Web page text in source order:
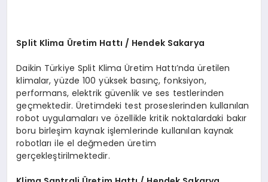
Split Klima Üretim Hattı / Hendek Sakarya
Daikin Türkiye Split Klima Üretim Hattı’nda üretilen
klimalar, yüzde 100 yüksek basınç, fonksiyon,
performans, elektrik güvenlik ve ses testlerinden
geçmektedir. Üretimdeki test proseslerinden kullanılan
robot uygulamaları ve özellikle kritik noktalardaki bakır
boru birleşim kaynak işlemlerinde kullanılan kaynak
robotları ile el değmeden üretim
gerçekleştirilmektedir.